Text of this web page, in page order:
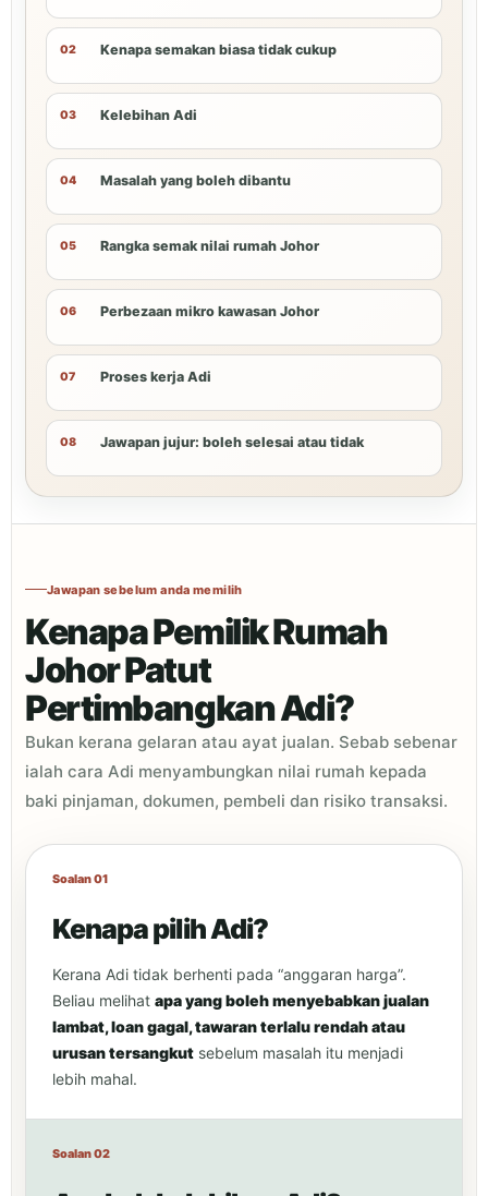
Kenapa semakan biasa tidak cukup
Kelebihan Adi
Masalah yang boleh dibantu
Rangka semak nilai rumah Johor
Perbezaan mikro kawasan Johor
Proses kerja Adi
Jawapan jujur: boleh selesai atau tidak
Jawapan sebelum anda memilih
Kenapa Pemilik Rumah
Johor Patut
Pertimbangkan Adi?
Bukan kerana gelaran atau ayat jualan. Sebab sebenar
ialah cara Adi menyambungkan nilai rumah kepada
baki pinjaman, dokumen, pembeli dan risiko transaksi.
Soalan 01
Kenapa pilih Adi?
Kerana Adi tidak berhenti pada “anggaran harga”.
Beliau melihat apa yang boleh menyebabkan jualan
lambat, loan gagal, tawaran terlalu rendah atau
urusan tersangkut sebelum masalah itu menjadi
lebih mahal.
Soalan 02